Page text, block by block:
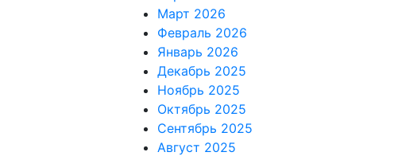
Март 2026
Февраль 2026
Январь 2026
Декабрь 2025
Ноябрь 2025
Октябрь 2025
Сентябрь 2025
Август 2025